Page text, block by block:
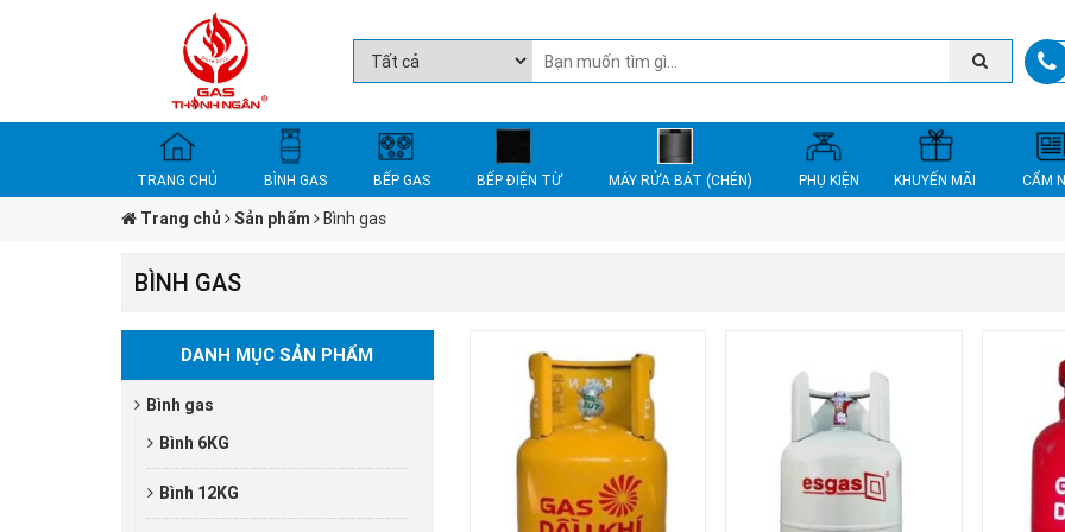
TRANG CHỦ BÌNH GAS BẾP GAS BẾP ĐIỆN TỪ MÁY RỬA BÁT (CHÉN) PHỤ KIỆN KHUYẾN MÃI CẨM
Trang chủ Sản phẩm Bình gas
BÌNH GAS
DANH MỤC SẢN PHẨM
Bình gas
Bình 6KG
Bình 12KG